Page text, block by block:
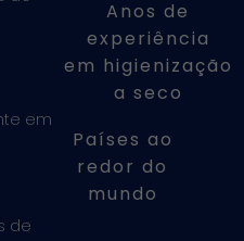
Anos de
experiência
em higienização
a seco
em
Países ao
redor do
mundo
de